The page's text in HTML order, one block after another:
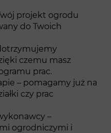
projekt ogrodu
do Twoich
czemu masz
prac.
– pomagamy już na
czy prac
–
ogrodniczymi i